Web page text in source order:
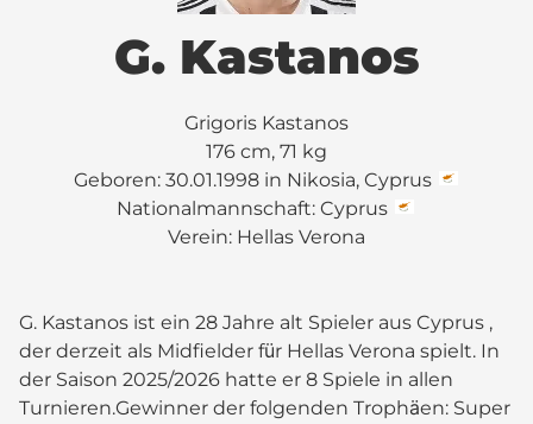
G. Kastanos
Grigoris Kastanos
176 cm, 71 kg
Geboren: 30.01.1998 in Nikosia, Cyprus
Nationalmannschaft: Cyprus
Verein: Hellas Verona
G. Kastanos ist ein 28 Jahre alt Spieler aus Cyprus ,
der derzeit als Midfielder für Hellas Verona spielt. In
der Saison 2025/2026 hatte er 8 Spiele in allen
Turnieren.Gewinner der folgenden Trophäen: Super